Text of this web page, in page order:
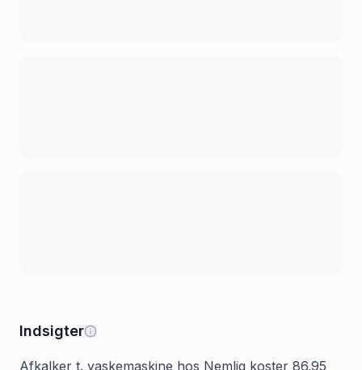
Indsigter
Afkalker t. vaskemaskine hos Nemlig koster 86.95